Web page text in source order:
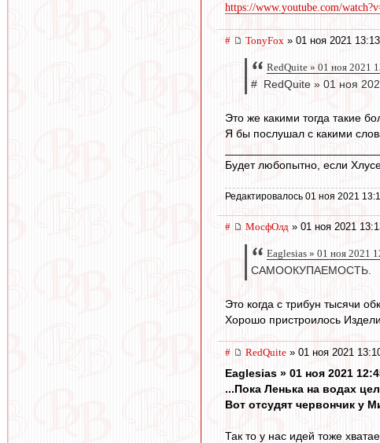
https://www.youtube.com/
# TonyFox » 01 ноя 2021 13:13
RedQuite » 01 ноя 2021
# RedQuite » 01 ноя
Это же какими тогда такие
Я бы послушал с какими
Будет любопытно, если
Редактировалось 01 ноя 2021
# МосфОлд » 01 ноя 2021
Eaglesias » 01 ноя 2021
САМООКУПАЕМОСТЬ.
Это когда с трибун тысячи
Хорошо пристроилось
# RedQuite » 01 ноя 2021
Eaglesias » 01 ноя 2021
...Пока Ленька на водах
Вот отсудят червончик у
Так то у нас идей тоже